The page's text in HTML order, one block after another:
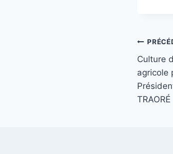
de
Culture
agricole
TRAORÉ